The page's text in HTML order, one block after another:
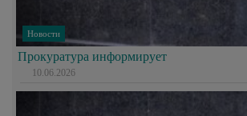
Новости
Прокуратура информирует
10.06.2026